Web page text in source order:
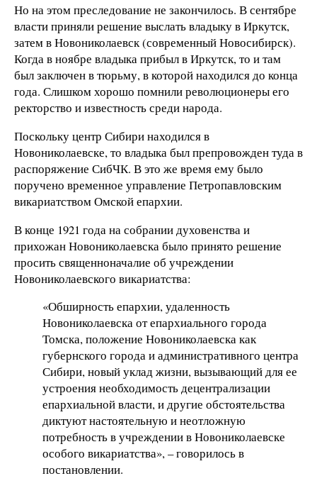
Но на этом преследование не закончилось. В сентябре
власти приняли решение выслать владыку в Иркутск,
затем в Новониколаевск (современный Новосибирск).
Когда в ноябре владыка прибыл в Иркутск, то и там
был заключен в тюрьму, в которой находился до конца
года. Слишком хорошо помнили революционеры его
ректорство и известность среди народа.
Поскольку центр Сибири находился в
Новониколаевске, то владыка был препровожден туда в
распоряжение СибЧК. В это же время ему было
поручено временное управление Петропавловским
викариатством Омской епархии.
В конце 1921 года на собрании духовенства и
прихожан Новониколаевска было принято решение
просить священноначалие об учреждении
Новониколаевского викариатства:
«Обширность епархии, удаленность
Новониколаевска от епархиального города
Томска, положение Новониколаевска как
губернского города и административного центра
Сибири, новый уклад жизни, вызывающий для ее
устроения необходимость децентрализации
епархиальной власти, и другие обстоятельства
диктуют настоятельную и неотложную
потребность в учреждении в Новониколаевске
особого викариатства», – говорилось в
постановлении.